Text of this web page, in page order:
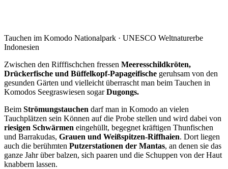
Tauchen im Komodo Nationalpark · UNESCO Weltnaturerbe
Indonesien
Zwischen den Rifffischchen fressen Meeresschildkröten,
Drückerfische und Büffelkopf-Papageifische geruhsam von den
gesunden Gärten und vielleicht überrascht man beim Tauchen in
Komodos Seegraswiesen sogarDugongs.
Beim Strömungstauchen darf man in Komodo an vielen
Tauchplätzen sein Können auf die Probe stellen und wird dabei von
riesigen Schwärmen eingehüllt, begegnet kräftigen Thunfischen
und Barrakudas, Grauen und Weißspitzen-Riffhaien. Dort liegen
auch die berühmten Putzerstationen der Mantas, an denen sie das
ganze Jahr über balzen, sich paaren und die Schuppen von der Haut
knabbern lassen.